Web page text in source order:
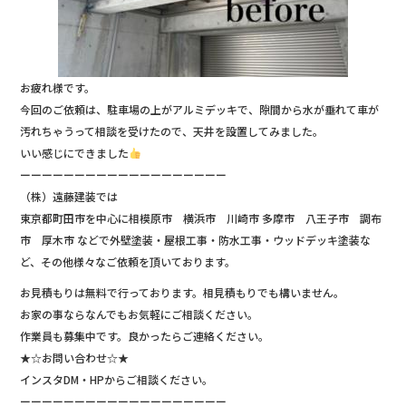
お疲れ様です。
今回のご依頼は、駐車場の上がアルミデッキで、隙間から水が垂れて車が
汚れちゃうって相談を受けたので、天井を設置してみました。
いい感じにできました
ーーーーーーーーーーーーーーーーーーー
（株）遠藤建装では
東京都町田市を中心に相模原市 横浜市 川崎市 多摩市 八王子市 調布
市 厚木市 などで外壁塗装・屋根工事・防水工事・ウッドデッキ塗装な
ど、その他様々なご依頼を頂いております。
お見積もりは無料で行っております。相見積もりでも構いません。
お家の事ならなんでもお気軽にご相談ください。
作業員も募集中です。良かったらご連絡ください。
★☆お問い合わせ☆★
インスタDM・HPからご相談ください。
ーーーーーーーーーーーーーーーーーーー